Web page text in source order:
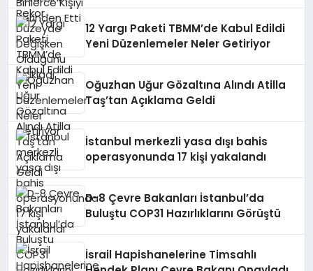
12 Yargı Paketi TBMM’de Kabul Edildi
Yeni Düzenlemeler Neler Getiriyor
Oğuzhan Uğur Gözaltına Alındı Atilla
Taş’tan Açıklama Geldi
İstanbul merkezli yasa dışı bahis
operasyonunda 17 kişi yakalandı
D-8 Çevre Bakanları İstanbul’da
Buluştu COP31 Hazırlıklarını Görüştü
İsrail Hapishanelerine Timsahlı